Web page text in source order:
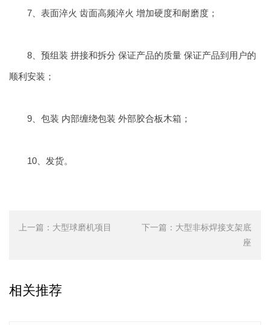
7、表面淬火 齿面高频淬火 增加硬度和耐磨度；
8、预组装 拼接和拆分 保证产品的质量 保证产品到用户的
顺利安装；
9、包装 内部缠绕包装 外部胶合板木箱；
10、发货。
上一篇： 大型球磨机项目 下一篇： 大型非标焊接支架底
座
相关推荐